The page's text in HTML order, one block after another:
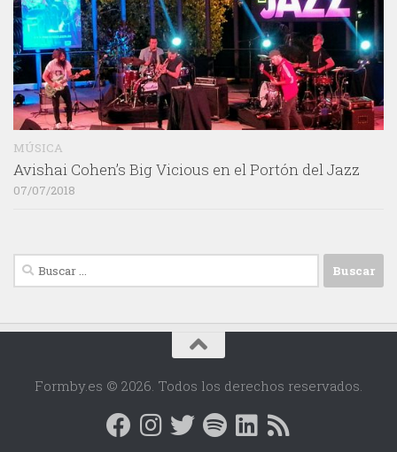
MÚSICA
Avishai Cohen’s Big Vicious en el Portón del Jazz
07/07/2018
Buscar:
Formby.es © 2026. Todos los derechos reservados.